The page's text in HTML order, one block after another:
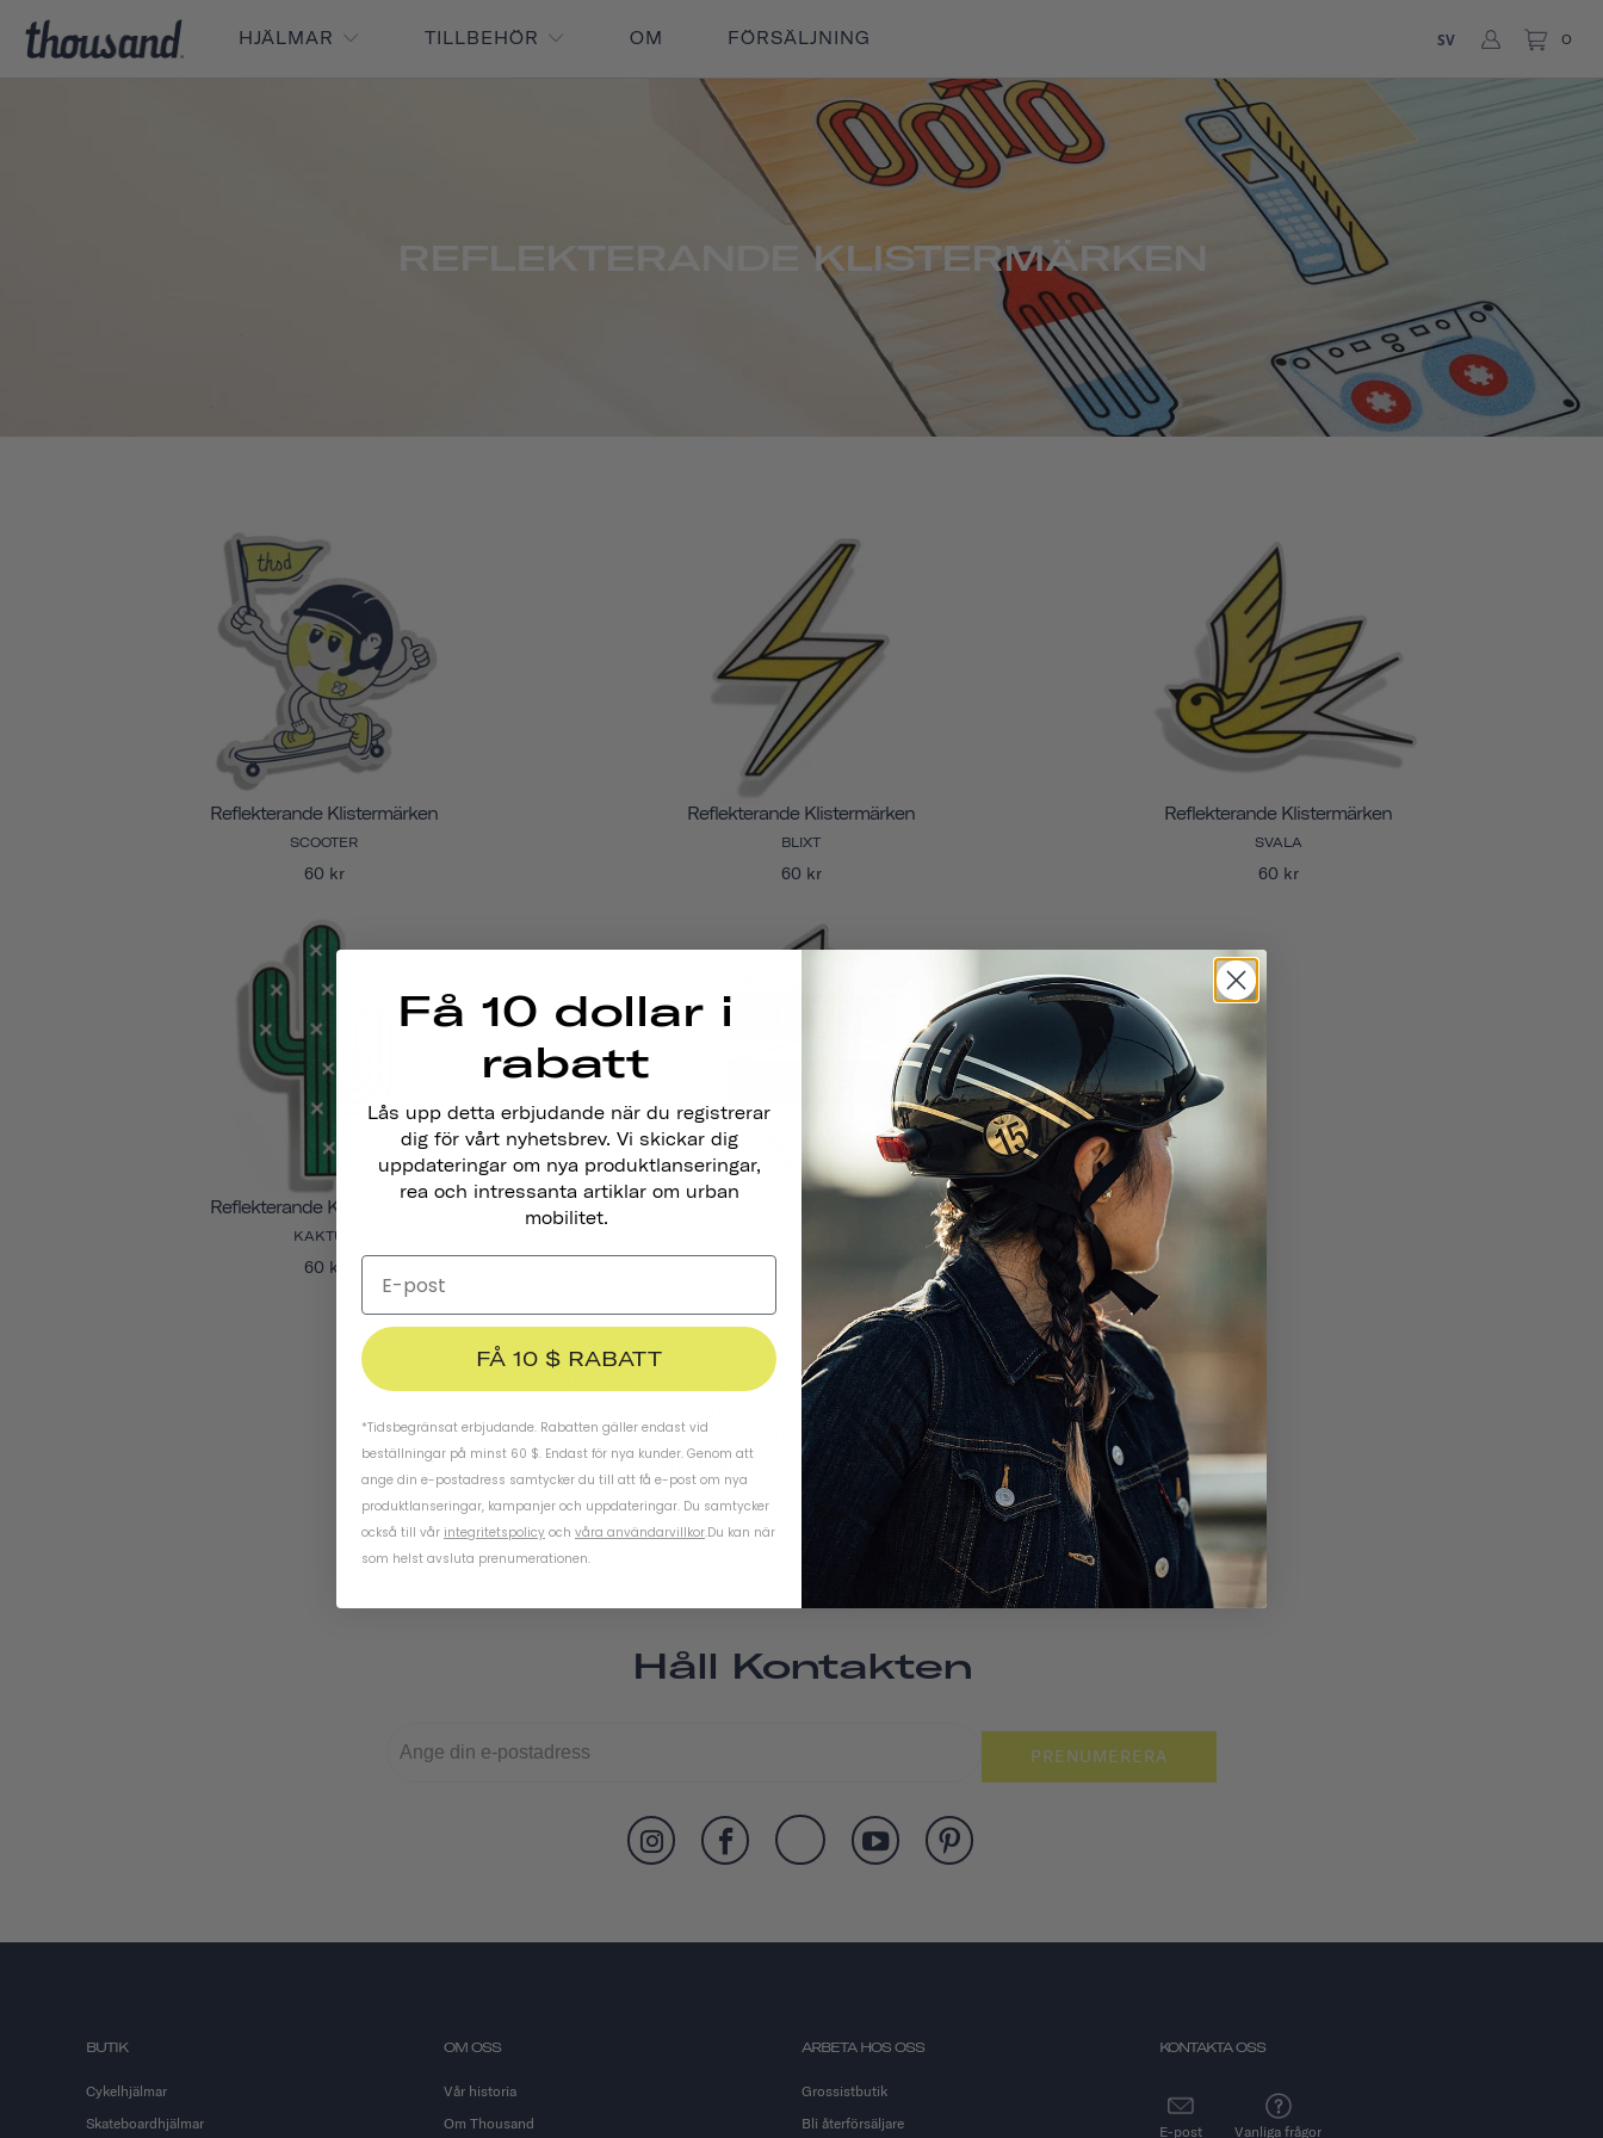
HJÄLMAR TILLBEHÖR OM FÖRSÄLJNING SV 0
REFLEKTERANDE KLISTERMÄRKEN
Reflekterande Klistermärken
SCOOTER
60 kr
Reflekterande Klistermärken
BLIXT
60 kr
Reflekterande Klistermärken
SVALA
60 kr
Reflekterande Klistermärken
KAKTUS
60 kr
UTTRYCK DIG SJÄLV OCH ÖKA SÄKERHETEN MED VÅRA
REFLEKTERANDE KLISTERMÄRKEN. VÅRA VUXNA
KLISTERMÄRKEN ÄR VÄDERBESTÄNDIGA OCH PERMANENTA
OCH HJÄLPER DIG ATT ANPASSA DIN CYKEL.
Håll Kontakten
PRENUMERERA
BUTIK
Cykelhjälmar
Skateboardhjälmar
OM OSS
Vår historia
Om Thousand
ARBETA HOS OSS
Grossistbutik
Bli återförsäljare
KONTAKTA OSS
E-post Vanliga frågor
Få 10 dollar i
rabatt
Lås upp detta erbjudande när du registrerar
dig för vårt nyhetsbrev. Vi skickar dig
uppdateringar om nya produktlanseringar,
rea och intressanta artiklar om urban
mobilitet.
FÅ 10 $ RABATT
*Tidsbegränsat erbjudande. Rabatten gäller endast vid
beställningar på minst 60 $. Endast för nya kunder. Genom att
ange din e-postadress samtycker du till att få e-post om nya
produktlanseringar, kampanjer och uppdateringar. Du samtycker
också till vår integritetspolicy och våra användarvillkor.Du kan när
som helst avsluta prenumerationen.